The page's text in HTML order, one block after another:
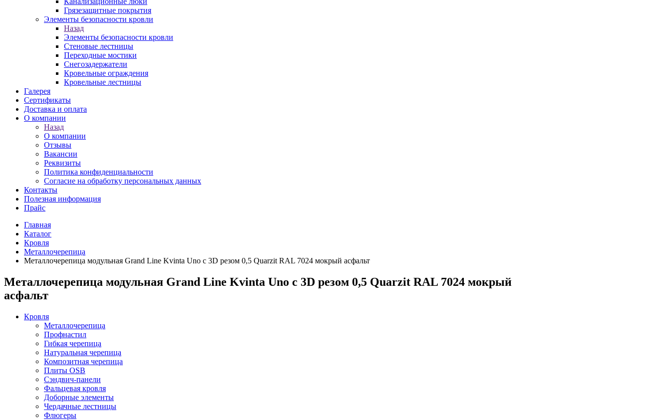
Грязезащитные покрытия
Элементы безопасности кровли
Назад
Элементы безопасности кровли
Стеновые лестницы
Переходные мостики
Снегозадержатели
Кровельные ограждения
Кровельные лестницы
Галерея
Сертификаты
Доставка и оплата
О компании
Назад
О компании
Отзывы
Вакансии
Реквизиты
Политика конфиденциальности
Согласие на обработку персональных данных
Контакты
Полезная информация
Прайс
Главная
Каталог
Кровля
Металлочерепица
Металлочерепица модульная Grand Line Kvinta Uno c 3D резом 0,5 Quarzit RAL 7024 мокрый асфальт
Металлочерепица модульная Grand Line Kvinta Uno c 3D резом 0,5 Quarzit RAL 7024 мокрый
асфальт
Кровля
Металлочерепица
Профнастил
Гибкая черепица
Натуральная черепица
Композитная черепица
Плиты OSB
Сэндвич-панели
Фальцевая кровля
Доборные элементы
Чердачные лестницы
Флюгеры